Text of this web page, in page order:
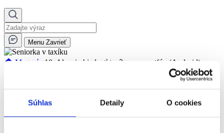
Súhlas Detaily O cookies
Menu Zavrieť
🏠︎ Magazín 10. Ako si objednať taxík cez smartfón (Android)
10. Ako si objednať taxík cez
smartfón (Android)